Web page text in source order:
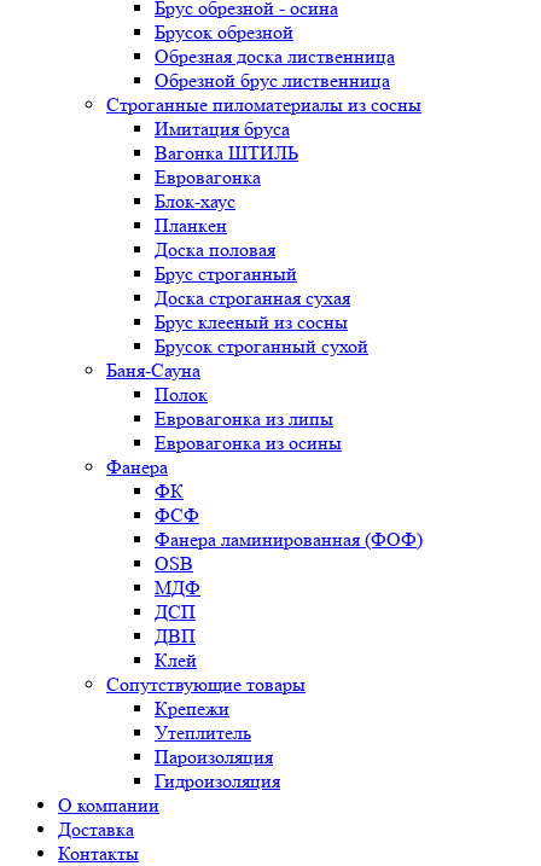
Брус обрезной - осина
Брусок обрезной
Обрезная доска лиственница
Обрезной брус лиственница
Строганные пиломатериалы из сосны
Имитация бруса
Вагонка ШТИЛЬ
Евровагонка
Блок-хаус
Планкен
Доска половая
Брус строганный
Доска строганная сухая
Брус клееный из сосны
Брусок строганный сухой
Баня-Сауна
Полок
Евровагонка из липы
Евровагонка из осины
Фанера
ФК
ФСФ
Фанера ламинированная (ФОФ)
OSB
МДФ
ДСП
ДВП
Клей
Сопутствующие товары
Крепежи
Утеплитель
Пароизоляция
Гидроизоляция
О компании
Доставка
Контакты